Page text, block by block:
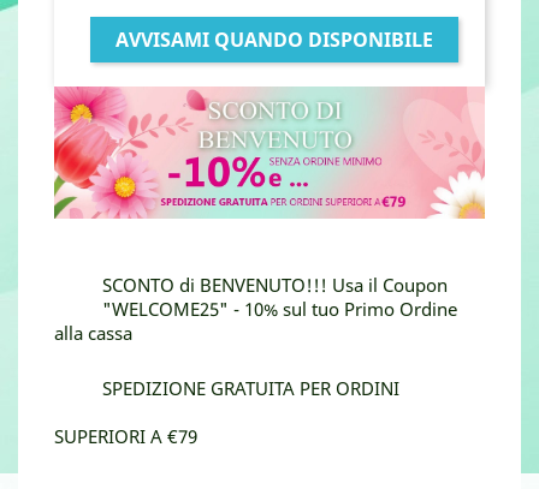
AVVISAMI QUANDO DISPONIBILE
SCONTO di BENVENUTO!!! Usa il Coupon
"WELCOME25" - 10% sul tuo Primo Ordine
alla cassa
SPEDIZIONE GRATUITA PER ORDINI
SUPERIORI A €79